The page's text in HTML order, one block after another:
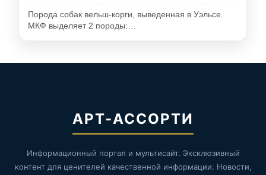
Порода собак вельш-корги, выведенная в Уэльсе.
МКФ выделяет 2 породы:…
АРТ-АССОРТИ
Информационный портал и мультисайт. Эксклюзивный
контент для ценителей качественной информации. Новости,